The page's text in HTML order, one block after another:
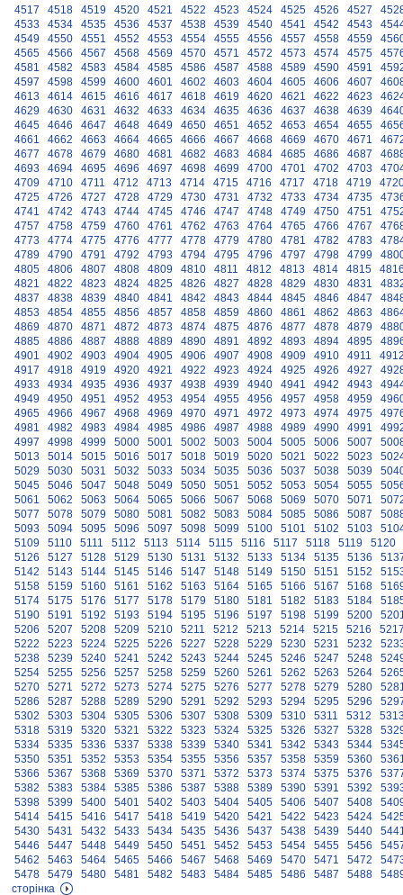
4517
4518 4519 4520 4521 4522 4523 4524 4525 4526 4527
4533
4534 4535 4536 4537 4538 4539 4540 4541 4542 4543
4549
4550 4551 4552 4553 4554 4555 4556 4557 4558 4559
4565
4566 4567 4568 4569 4570 4571 4572 4573 4574 4575
4581
4582 4583 4584 4585 4586 4587 4588 4589 4590 4591
4597
4598 4599 4600 4601 4602 4603 4604 4605 4606 4607
4613
4614 4615 4616 4617 4618 4619 4620 4621 4622 4623
4629
4630 4631 4632 4633 4634 4635 4636 4637 4638 4639
4645
4646 4647 4648 4649 4650 4651 4652 4653 4654 4655
4661
4662 4663 4664 4665 4666 4667 4668 4669 4670 4671
4677
4678 4679 4680 4681 4682 4683 4684 4685 4686 4687
4693
4694 4695 4696 4697 4698 4699 4700 4701 4702 4703
4709
4710 4711 4712 4713 4714 4715 4716 4717 4718 4719
4725
4726 4727 4728 4729 4730 4731 4732 4733 4734 4735
4741
4742 4743 4744 4745 4746 4747 4748 4749 4750 4751
4757
4758 4759 4760 4761 4762 4763 4764 4765 4766 4767
4773
4774 4775 4776 4777 4778 4779 4780 4781 4782 4783
4789
4790 4791 4792 4793 4794 4795 4796 4797 4798 4799
4805
4806 4807 4808 4809 4810 4811 4812 4813 4814 4815
4821
4822 4823 4824 4825 4826 4827 4828 4829 4830 4831
4837
4838 4839 4840 4841 4842 4843 4844 4845 4846 4847
4853
4854 4855 4856 4857 4858 4859 4860 4861 4862 4863
4869
4870 4871 4872 4873 4874 4875 4876 4877 4878 4879
4885
4886 4887 4888 4889 4890 4891 4892 4893 4894 4895
4901
4902 4903 4904 4905 4906 4907 4908 4909 4910 4911
4917
4918 4919 4920 4921 4922 4923 4924 4925 4926 4927
4933
4934 4935 4936 4937 4938 4939 4940 4941 4942 4943
4949
4950 4951 4952 4953 4954 4955 4956 4957 4958 4959
4965
4966 4967 4968 4969 4970 4971 4972 4973 4974 4975
4981
4982 4983 4984 4985 4986 4987 4988 4989 4990 4991
4997
4998 4999 5000 5001 5002 5003 5004 5005 5006 5007
5013
5014 5015 5016 5017 5018 5019 5020 5021 5022 5023
5029
5030 5031 5032 5033 5034 5035 5036 5037 5038 5039
5045
5046 5047 5048 5049 5050 5051 5052 5053 5054 5055
5061
5062 5063 5064 5065 5066 5067 5068 5069 5070 5071
5077
5078 5079 5080 5081 5082 5083 5084 5085 5086 5087
5093
5094 5095 5096 5097 5098 5099 5100 5101 5102 5103
5109
5110 5111 5112 5113 5114 5115 5116 5117 5118 5119
5120
5126
5127 5128 5129 5130 5131 5132 5133 5134 5135 5136
5142
5143 5144 5145 5146 5147 5148 5149 5150 5151 5152
5158
5159 5160 5161 5162 5163 5164 5165 5166 5167 5168
5174
5175 5176 5177 5178 5179 5180 5181 5182 5183 5184
5190
5191 5192 5193 5194 5195 5196 5197 5198 5199 5200
5206
5207 5208 5209 5210 5211 5212 5213 5214 5215 5216
5222
5223 5224 5225 5226 5227 5228 5229 5230 5231 5232
5238
5239 5240 5241 5242 5243 5244 5245 5246 5247 5248
5254
5255 5256 5257 5258 5259 5260 5261 5262 5263 5264
5270
5271 5272 5273 5274 5275 5276 5277 5278 5279 5280
5286
5287 5288 5289 5290 5291 5292 5293 5294 5295 5296
5302
5303 5304 5305 5306 5307 5308 5309 5310 5311 5312
5318
5319 5320 5321 5322 5323 5324 5325 5326 5327 5328
5334
5335 5336 5337 5338 5339 5340 5341 5342 5343 5344
5350
5351 5352 5353 5354 5355 5356 5357 5358 5359 5360
5366
5367 5368 5369 5370 5371 5372 5373 5374 5375 5376
5382
5383 5384 5385 5386 5387 5388 5389 5390 5391 5392
5398
5399 5400 5401 5402 5403 5404 5405 5406 5407 5408
5414
5415 5416 5417 5418 5419 5420 5421 5422 5423 5424
5430
5431 5432 5433 5434 5435 5436 5437 5438 5439 5440
5446
5447 5448 5449 5450 5451 5452 5453 5454 5455 5456
5462
5463 5464 5465 5466 5467 5468 5469 5470 5471 5472
5478
5479 5480 5481 5482 5483 5484 5485 5486 5487 5488
сторінка